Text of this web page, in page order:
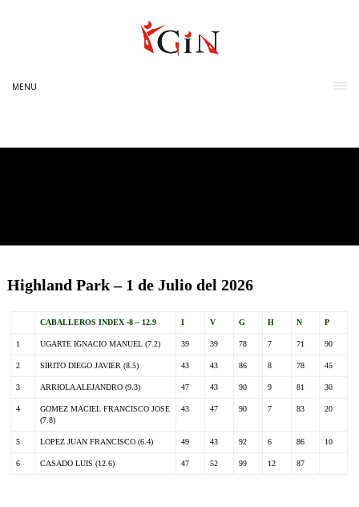
MENU
Highland Park – 1 de Julio del 2026
CABALLEROS INDEX -8 – 12.9 I V G H N P
1 UGARTE IGNACIO MANUEL (7.2) 39 39 78 7 71 90
2 SIRITO DIEGO JAVIER (8.5) 43 43 86 8 78 45
3 ARRIOLA ALEJANDRO (9.3) 47 43 90 9 81 30
4
GOMEZ MACIEL FRANCISCO JOSE
(7.8)
43 47 90 7 83 20
5 LOPEZ JUAN FRANCISCO (6.4) 49 43 92 6 86 10
6 CASADO LUIS (12.6) 47 52 99 12 87